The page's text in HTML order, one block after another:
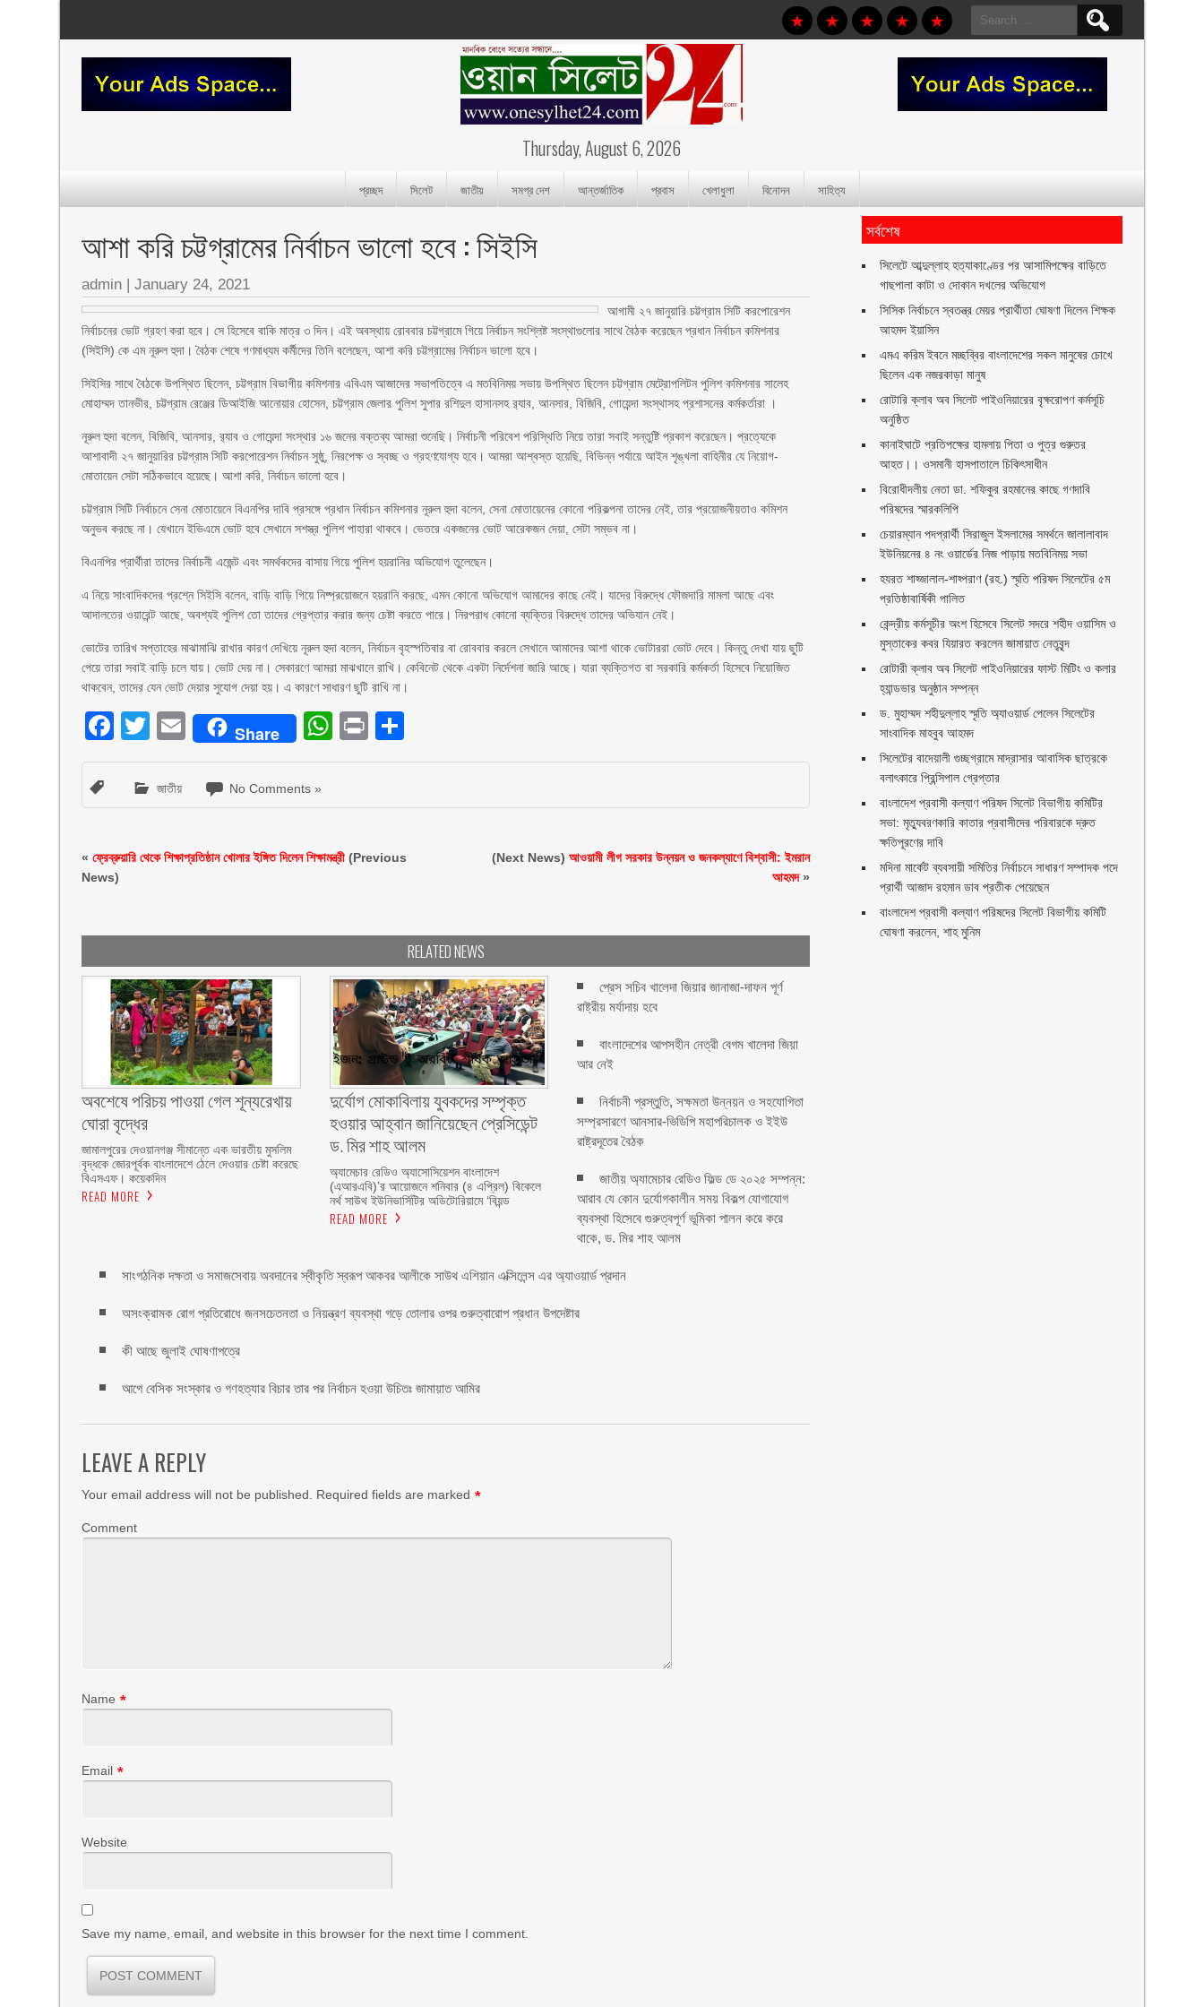
Search
for:
Thursday, August 6, 2026
প্রচ্ছদ সিলেট জাতীয় সমগ্র দেশ আন্তর্জাতিক প্রবাস খেলাধুলা বিনোদন সাহিত্য
আশা করি চট্টগ্রামের নির্বাচন ভালো হবে : সিইসি
admin |January 24, 2021
আগামী ২৭ জানুয়ারি চট্টগ্রাম সিটি করপোরেশন
নির্বাচনের ভোট গ্রহণ করা হবে। সে হিসেবে বাকি মাত্র ৩ দিন। এই অবস্থায় রোববার চট্টগ্রামে গিয়ে নির্বাচন সংশ্লিষ্ট সংস্থাগুলোর সাথে বৈঠক করেছেন প্রধান নির্বাচন কমিশনার
(সিইসি) কে এম নূরুল হুদা। বৈঠক শেষে গণমাধ্যম কর্মীদের তিনি বলেছেন, আশা করি চট্টগ্রামের নির্বাচন ভালো হবে।
সিইসির সাথে বৈঠকে উপস্থিত ছিলেন, চট্টগ্রাম বিভাগীয় কমিশনার এবিএম আজাদের সভাপতিত্বে এ মতবিনিময় সভায় উপস্থিত ছিলেন চট্টগ্রাম মেট্রোপলিটন পুলিশ কমিশনার সালেহ
মোহাম্মদ তানভীর, চট্টগ্রাম রেঞ্জের ডিআইজি আনোয়ার হোসেন, চট্টগ্রাম জেলার পুলিশ সুপার রশিদুল হাসানসহ র‌্যাব, আনসার, বিজিবি, গোয়েন্দা সংস্থাসহ প্রশাসনের কর্মকর্তারা ।
নূরুল হুদা বলেন, বিজিবি, আনসার, র‌্যাব ও গোয়েন্দা সংস্থার ১৬ জনের বক্তব্য আমরা শুনেছি। নির্বাচনী পরিবেশ পরিস্থিতি নিয়ে তারা সবাই সন্তুষ্টি প্রকাশ করেছেন। প্রত্যেকে
আশাবাদী ২৭ জানুয়ারির চট্টগ্রাম সিটি করপোরেশন নির্বাচন সুষ্ঠু, নিরপেক্ষ ও স্বচ্ছ ও গ্রহণযোগ্য হবে। আমরা আশ্বস্ত হয়েছি, বিভিন্ন পর্যায়ে আইন শৃঙ্খলা বাহিনীর যে নিয়োগ-
মোতায়েন সেটা সঠিকভাবে হয়েছে। আশা করি, নির্বাচন ভালো হবে।
চট্টগ্রাম সিটি নির্বাচনে সেনা মোতায়েনে বিএনপির দাবি প্রসঙ্গে প্রধান নির্বাচন কমিশনার নূরুল হুদা বলেন, সেনা মোতায়েনের কোনো পরিকল্পনা তাদের নেই, তার প্রয়োজনীয়তাও কমিশন
অনুভব করছে না। যেখানে ইভিএমে ভোট হবে সেখানে সশস্ত্র পুলিশ পাহারা থাকবে। ভেতরে একজনের ভোট আরেকজন দেয়া, সেটা সম্ভব না।
বিএনপির প্রার্থীরা তাদের নির্বাচনী এজেন্ট এবং সমর্থকদের বাসায় গিয়ে পুলিশ হয়রানির অভিযোগ তুলেছেন।
এ নিয়ে সাংবাদিকদের প্রশ্নে সিইসি বলেন, বাড়ি বাড়ি গিয়ে নিষ্প্রয়োজনে হয়রানি করছে, এমন কোনো অভিযোগ আমাদের কাছে নেই। যাদের বিরুদ্ধে ফৌজদারি মামলা আছে এবং
আদালতের ওয়ারেন্ট আছে, অবশ্যই পুলিশ তো তাদের গ্রেপ্তার করার জন্য চেষ্টা করতে পারে। নিরপরাধ কোনো ব্যক্তির বিরুদ্ধে তাদের অভিযান নেই।
ভোটের তারিখ সপ্তাহের মাঝামাঝি রাখার কারণ দেখিয়ে নূরুল হুদা বলেন, নির্বাচন বৃহস্পতিবার বা রোববার করলে সেখানে আমাদের আশা থাকে ভোটাররা ভোট দেবে। কিন্তু দেখা যায় ছুটি
পেয়ে তারা সবাই বাড়ি চলে যায়। ভোট দেয় না। সেকারণে আমরা মাঝখানে রাখি। কেবিনেট থেকে একটা নির্দেশনা জারি আছে। যারা ব্যক্তিগত বা সরকারি কর্মকর্তা হিসেবে নিয়োজিত
থাকবেন, তাদের যেন ভোট দেয়ার সুযোগ দেয়া হয়। এ কারণে সাধারণ ছুটি রাখি না।
Facebook
Twitter
EmailShare WhatsApp
Print
জাতীয় No Comments »
«ফ্রেব্রুয়ারি থেকে শিক্ষাপ্রতিষ্ঠান খোলার ইঙ্গিত দিলেন শিক্ষামন্ত্রী (Previous
News)
(Next News)আওয়ামী লীগ সরকার উন্নয়ন ও জনকল্যাণে বিশ্বাসী: ইমরান
আহমদ»
RELATED NEWS
অবশেষে পরিচয় পাওয়া গেল শূন্যরেখায়
ঘোরা বৃদ্ধের
জামালপুরের দেওয়ানগঞ্জ সীমান্তে এক ভারতীয় মুসলিম
বৃদ্ধকে জোরপূর্বক বাংলাদেশে ঠেলে দেওয়ার চেষ্টা করেছে
বিএসএফ। কয়েকদিন
READ MORE
দুর্যোগ মোকাবিলায় যুবকদের সম্পৃক্ত
হওয়ার আহ্বান জানিয়েছেন প্রেসিডেন্ট
ড. মির শাহ আলম ‎ ‎
অ্যামেচার রেডিও অ্যাসোসিয়েশন বাংলাদেশ
(এআরএবি)’র আয়োজনে শনিবার (৪ এপ্রিল) বিকেলে
নর্থ সাউথ ইউনিভার্সিটির অডিটোরিয়ামে ‘বিয়ন্ড
READ MORE
প্রেস সচিব খালেদা জিয়ার জানাজা-দাফন পূর্ণ
রাষ্ট্রীয় মর্যাদায় হবে
বাংলাদেশের আপসহীন নেত্রী বেগম খালেদা জিয়া
আর নেই
নির্বাচনী প্রস্তুতি, সক্ষমতা উন্নয়ন ও সহযোগিতা
সম্প্রসারণে আনসার-ভিডিপি মহাপরিচালক ও ইইউ
রাষ্ট্রদূতের বৈঠক
জাতীয় অ্যামেচার রেডিও ফিল্ড ডে ২০২৫ সম্পন্ন:
আরাব যে কোন দুর্যোগকালীন সময় বিকল্প যোগাযোগ
ব্যবস্থা হিসেবে গুরুত্বপূর্ণ ভূমিকা পালন করে করে
থাকে, ড. মির শাহ আলম
সাংগঠনিক দক্ষতা ও সমাজসেবায় অবদানের স্বীকৃতি স্বরূপ আকবর আলীকে সাউথ এশিয়ান এক্সিলেন্স এর অ্যাওয়ার্ড প্রদান
অসংক্রামক রোগ প্রতিরোধে জনসচেতনতা ও নিয়ন্ত্রণ ব্যবস্থা গড়ে তোলার ওপর গুরুত্বারোপ প্রধান উপদেষ্টার
কী আছে জুলাই ঘোষণাপত্রে
আগে বেসিক সংস্কার ও গণহত্যার বিচার তার পর নির্বাচন হওয়া উচিতঃ জামায়াত আমির
LEAVE A REPLY
Your email address will not be published. Required fields are marked *
Comment
Name *
Email *
Website
Save my name, email, and website in this browser for the next time I comment.
সর্বশেষ
সিলেটে আব্দুল্লাহ হত্যাকাণ্ডের পর আসামিপক্ষের বাড়িতে
গাছপালা কাটা ও দোকান দখলের অভিযোগ
সিসিক নির্বাচনে স্বতন্ত্র মেয়র প্রার্থীতা ঘোষণা দিলেন শিক্ষক
আহমদ ইয়াসিন
এমএ করিম ইবনে মচ্ছব্বির বাংলাদেশের সকল মানুষের চোখে
ছিলেন এক নজরকাড়া মানুষ ‎
রোটারি ক্লাব অব সিলেট পাইওনিয়ারের বৃক্ষরোপণ কর্মসূচি
অনুষ্ঠিত
কানাইঘাটে প্রতিপক্ষের হামলায় পিতা ও পুত্র গুরুতর
আহত।। ওসমানী হাসপাতালে চিকিৎসাধীন
বিরোধীদলীয় নেতা ডা. শফিকুর রহমানের কাছে গণদাবি
পরিষদের স্মারকলিপি ‎
চেয়ারম্যান পদপ্রার্থী সিরাজুল ইসলামের সমর্থনে জালালাবাদ
ইউনিয়নের ৪ নং ওয়ার্ডের নিজ পাড়ায় মতবিনিময় সভা
হযরত শাহ্জালাল-শাহ্পরাণ (রহ.) স্মৃতি পরিষদ সিলেটের ৫ম
প্রতিষ্ঠাবার্ষিকী পালিত ‎​
কেন্দ্রীয় কর্মসূচীর অংশ হিসেবে সিলেট সদরে শহীদ ওয়াসিম ও
মুস্তাকের কবর যিয়ারত করলেন জামায়াত নেতৃবৃন্দ ‎
রোটারী ক্লাব অব সিলেট পাইওনিয়ারের ফাস্ট মিটিং ও কলার
হ্যান্ডভার অনুষ্ঠান সম্পন্ন
ড. মুহাম্মদ শহীদুল্লাহ স্মৃতি অ্যাওয়ার্ড পেলেন সিলেটের
সাংবাদিক মাহবুব আহমদ
সিলেটের বাদেয়ালী গুচ্ছগ্রামে মাদ্রাসার আবাসিক ছাত্রকে
বলাৎকারে প্রিন্সিপাল গ্রেপ্তার ‎
বাংলাদেশ প্রবাসী কল্যাণ পরিষদ সিলেট বিভাগীয় কমিটির
সভা: মৃত্যুবরণকারি কাতার প্রবাসীদের পরিবারকে দ্রুত
ক্ষতিপূরণের দাবি
মদিনা মার্কেট ব্যবসায়ী সমিতির নির্বাচনে সাধারণ সম্পাদক পদে
প্রার্থী আজাদ রহমান ডাব প্রতীক পেয়েছেন ‎
‎বাংলাদেশ প্রবাসী কল্যাণ পরিষদের সিলেট বিভাগীয় কমিটি
ঘোষণা করলেন, শাহ মুনিম